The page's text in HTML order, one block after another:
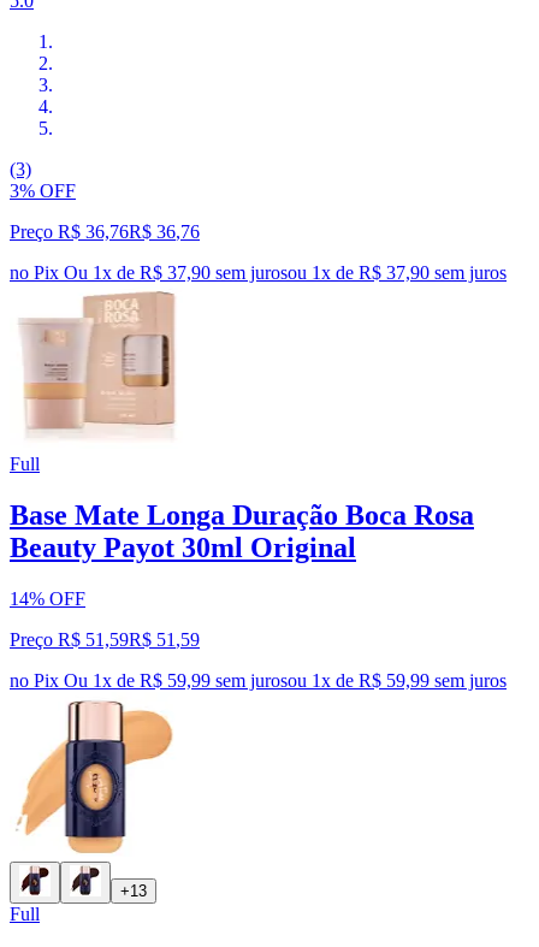
(3)
3% OFF
Preço R$ 36,76R$ 36,76
no Pix Ou 1x de R$ 37,90 sem jurosou 1x de R$ 37,90 sem juros
Full
Base Mate Longa Duração Boca Rosa
Beauty Payot 30ml Original
14% OFF
Preço R$ 51,59R$ 51 ,59
no Pix Ou 1x de R$ 59,99 sem jurosou 1x de R$ 59,99 sem juros
+13
Full